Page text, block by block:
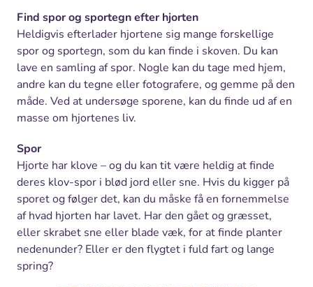
Find spor og sportegn efter hjorten
Heldigvis efterlader hjortene sig mange forskellige
spor og sportegn, som du kan finde i skoven. Du kan
lave en samling af spor. Nogle kan du tage med hjem,
andre kan du tegne eller fotografere, og gemme på den
måde. Ved at undersøge sporene, kan du finde ud af en
masse om hjortenes liv.
Spor
Hjorte har klove – og du kan tit være heldig at finde
deres klov-spor i blød jord eller sne. Hvis du kigger på
sporet og følger det, kan du måske få en fornemmelse
af hvad hjorten har lavet. Har den gået og græsset,
eller skrabet sne eller blade væk, for at finde planter
nedenunder? Eller er den flygtet i fuld fart og lange
spring?